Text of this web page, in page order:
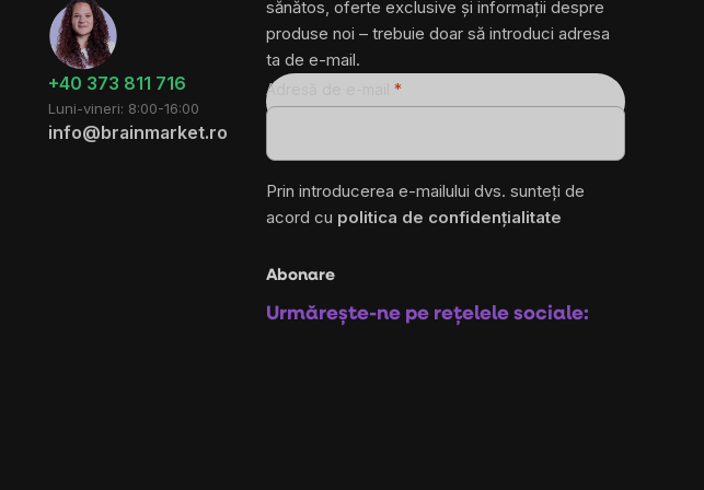
+40 373 811 716
Luni-vineri: 8:00-16:00
info@brainmarket.ro
sănătos, oferte exclusive și informații despre
produse noi – trebuie doar să introduci adresa
ta de e-mail.
Adresă de e-mail
Prin introducerea e-mailului dvs. sunteți de
acord cu politica de confidențialitate
Abonare
Urmărește-ne pe rețelele sociale: